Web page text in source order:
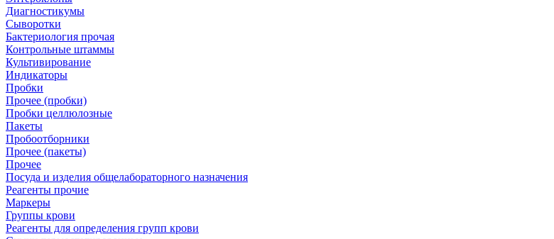
Диагностикумы
Сыворотки
Бактериология прочая
Контрольные штаммы
Культивирование
Индикаторы
Пробки
Прочее (пробки)
Пробки целлюлозные
Пакеты
Пробоотборники
Прочее (пакеты)
Прочее
Посуда и изделия общелабораторного назначения
Реагенты прочие
Маркеры
Группы крови
Реагенты для определения групп крови